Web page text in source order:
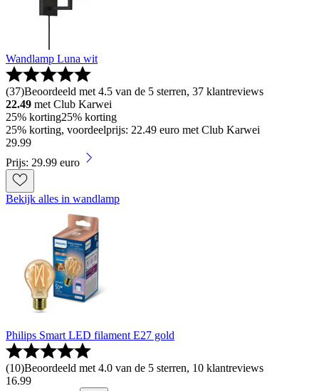
Wandlamp Luna wit
(37)Beoordeeld met 4.5 van de 5 sterren, 37 klantreviews
22.49 met Club Karwei
25% korting25% korting
25% korting, voordeelprijs: 22.49 euro met Club Karwei
29.99
Prijs: 29.99 euro
Bekijk alles in wandlamp
Philips Smart LED filament E27 gold
(10)Beoordeeld met 4.0 van de 5 sterren, 10 klantreviews
16.99